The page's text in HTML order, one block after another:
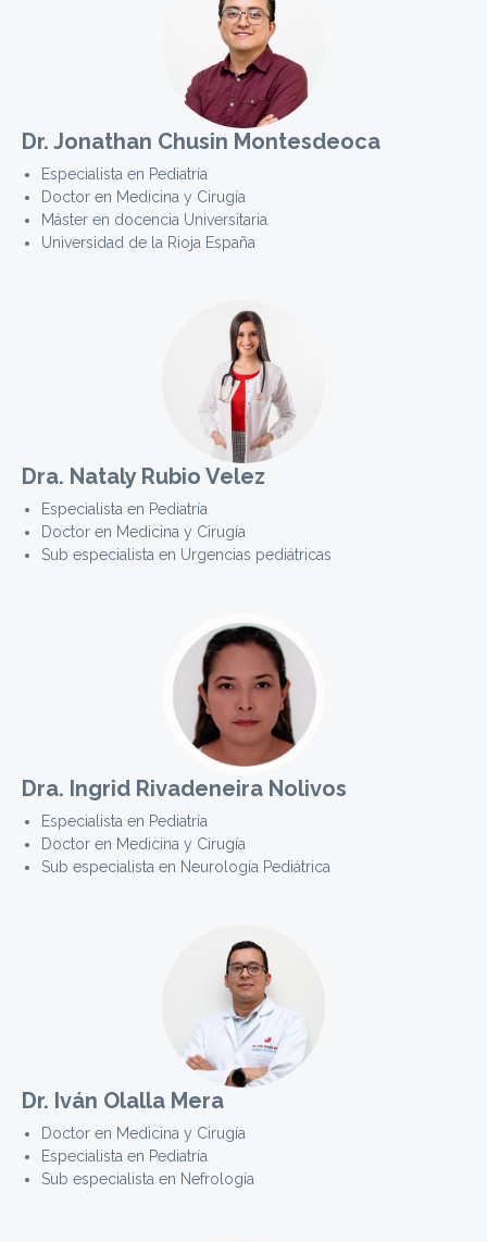
Dr. Jonathan Chusin Montesdeoca
Especialista en Pediatría
Doctor en Medicina y Cirugía
Máster en docencia Universitaria
Universidad de la Rioja España
Dra. Nataly Rubio Velez
Especialista en Pediatría
Doctor en Medicina y Cirugía
Sub especialista en Urgencias pediátricas
Dra. Ingrid Rivadeneira Nolivos
Especialista en Pediatría
Doctor en Medicina y Cirugía
Sub especialista en Neurología Pediátrica
Dr. Iván Olalla Mera
Doctor en Medicina y Cirugía
Especialista en Pediatría
Sub especialista en Nefrología